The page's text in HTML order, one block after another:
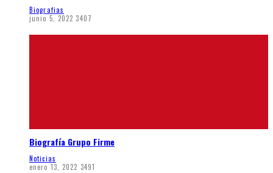
Biografias
junio 5, 2022 3407
Biografía Grupo Firme
Noticias
enero 13, 2022 3491